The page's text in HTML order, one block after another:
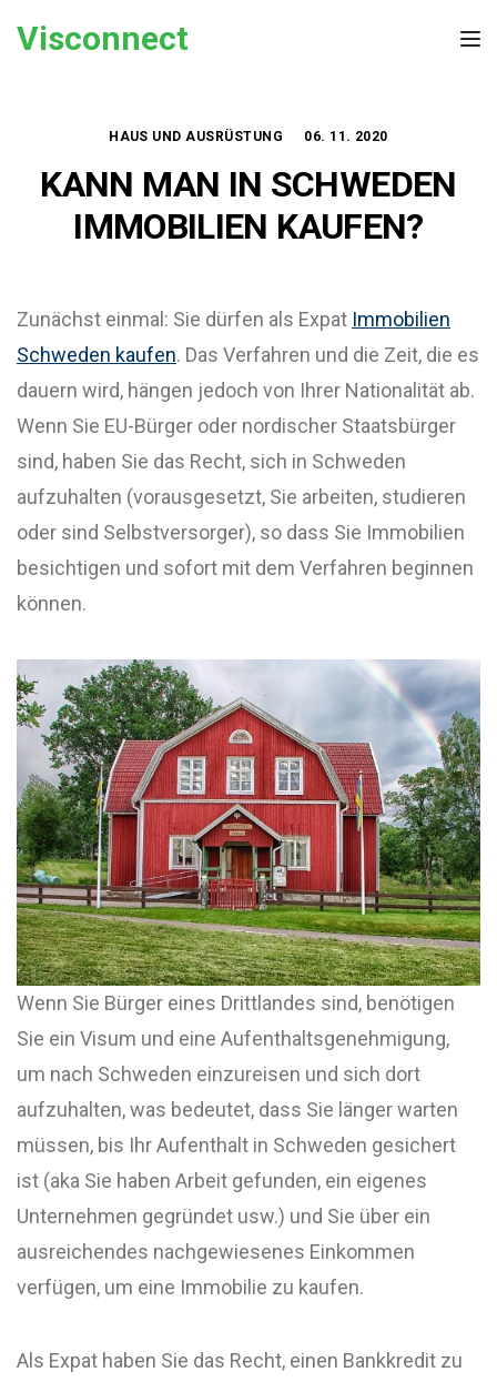
Visconnect
HAUS UND AUSRÜSTUNG 06. 11. 2020
KANN MAN IN SCHWEDEN
IMMOBILIEN KAUFEN?
Zunächst einmal: Sie dürfen als Expat Immobilien
Schweden kaufen. Das Verfahren und die Zeit, die es
dauern wird, hängen jedoch von Ihrer Nationalität ab.
Wenn Sie EU-Bürger oder nordischer Staatsbürger
sind, haben Sie das Recht, sich in Schweden
aufzuhalten (vorausgesetzt, Sie arbeiten, studieren
oder sind Selbstversorger), so dass Sie Immobilien
besichtigen und sofort mit dem Verfahren beginnen
können.
Wenn Sie Bürger eines Drittlandes sind, benötigen
Sie ein Visum und eine Aufenthaltsgenehmigung,
um nach Schweden einzureisen und sich dort
aufzuhalten, was bedeutet, dass Sie länger warten
müssen, bis Ihr Aufenthalt in Schweden gesichert
ist (aka Sie haben Arbeit gefunden, ein eigenes
Unternehmen gegründet usw.) und Sie über ein
ausreichendes nachgewiesenes Einkommen
verfügen, um eine Immobilie zu kaufen.
Als Expat haben Sie das Recht, einen Bankkredit zu